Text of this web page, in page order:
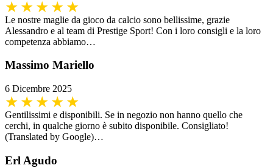
Le nostre maglie da gioco da calcio sono bellissime, grazie
Alessandro e al team di Prestige Sport! Con i loro consigli e la loro
competenza abbiamo…
Massimo Mariello
6 Dicembre 2025
Gentilissimi e disponibili. Se in negozio non hanno quello che
cerchi, in qualche giorno è subito disponibile. Consigliato!
(Translated by Google)…
Erl Agudo